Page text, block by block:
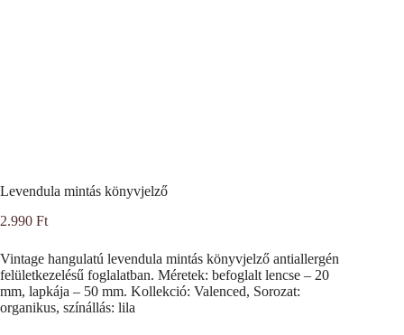
Levendula mintás könyvjelző
2.990 Ft
Vintage hangulatú levendula mintás könyvjelző antiallergén
felületkezelésű foglalatban. Méretek: befoglalt lencse – 20
mm, lapkája – 50 mm. Kollekció: Valenced, Sorozat:
organikus, színállás: lila